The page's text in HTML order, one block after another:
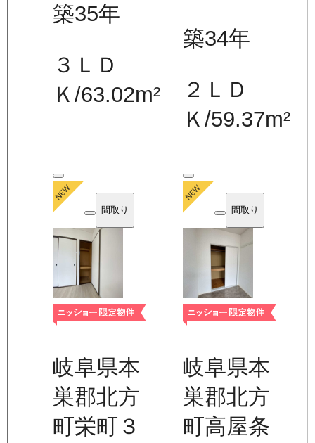
築35年
３ＬＤ
Ｋ/63.02m²
築34年
２ＬＤ
Ｋ /59.37m²
間取り
岐阜県本
巣郡北方
町栄町３
間取り
岐阜県本
巣郡北方
町高屋条